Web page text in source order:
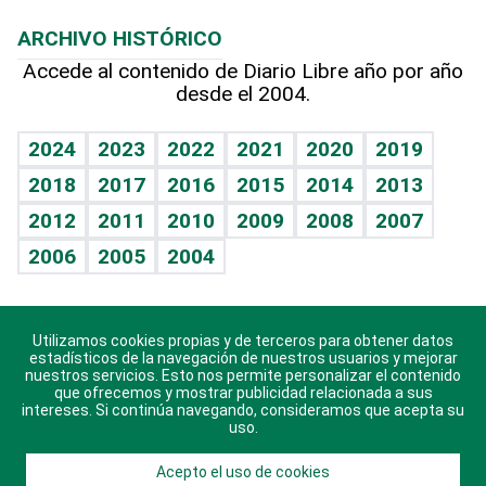
Hablando con el pediatra
Vida y familia
Eñe
Celebrando la vida
Sin complejos
En pocas palabras
Escuchando al corazón
Economía Personal
TBT Deportivo
Más firmas
Hecho en casa
Guía del dinero
Cumpleaños
Horóscopos
Crucigramas
ARCHIVO HISTÓRICO
Accede al contenido de Diario Libre año por año
desde el 2004.
2024 2023 2022 2021 2020
2019
2018
2017 2016 2015 2014
2013
2012
2011 2010 2009 2008
2007
2006
2005 2004
Descarga nuestras aplicaciones para Android, iOS y
sistema Huawei.
Utilizamos cookies propias y de terceros para obtener datos
estadísticos de la navegación de nuestros usuarios y mejorar
nuestros servicios. Esto nos permite personalizar el contenido
que ofrecemos y mostrar publicidad relacionada a sus
intereses. Si continúa navegando, consideramos que acepta su
uso.
Acepto el uso de cookies